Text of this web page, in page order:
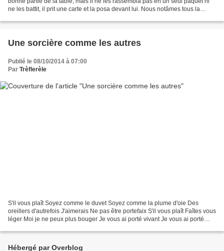
ne les battit, il prit une carte et la posa devant lui. Nous notâmes tous la
Une sorcière comme les autres
Publié le 08/10/2014 à 07:00
Par Trèflerèle
S'il vous plaît Soyez comme le duvet Soyez comme la plume d'oie Des
oreillers d'autrefois J'aimerais Ne pas être portefaix S'il vous plaît Faîtes vous
léger Moi je ne peux plus bouger Je vous ai porté vivant Je vous ai porté
Hébergé par Overblog